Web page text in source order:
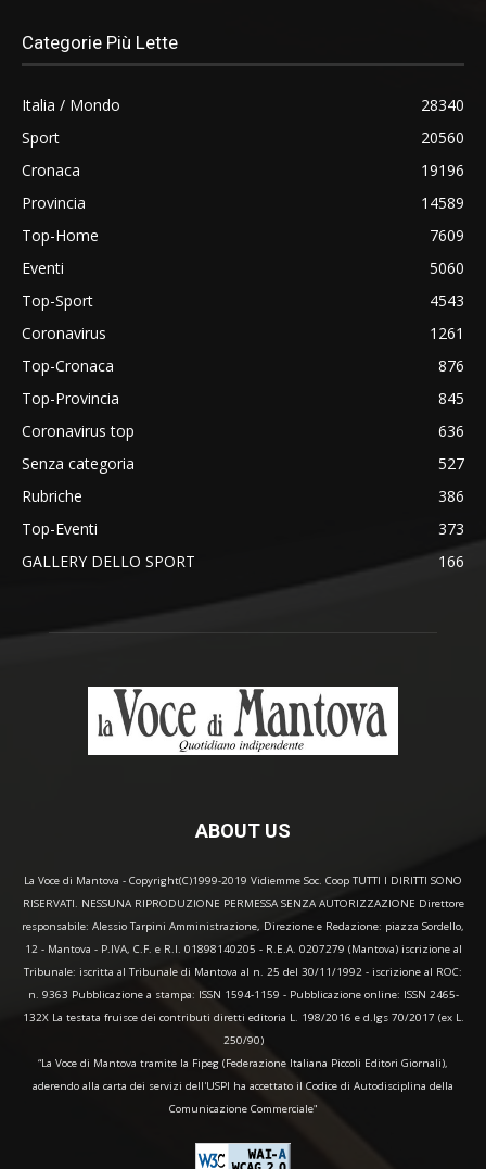
Categorie Più Lette
Italia / Mondo
28340
Sport
20560
Cronaca
19196
Provincia
14589
Top-Home
7609
Eventi
5060
Top-Sport
4543
Coronavirus
1261
Top-Cronaca
876
Top-Provincia
845
Coronavirus top
636
Senza categoria
527
Rubriche
386
Top-Eventi
373
GALLERY DELLO SPORT
166
ABOUT US
La Voce di Mantova - Copyright(C)1999-2019 Vidiemme Soc. Coop TUTTI I DIRITTI SONO
RISERVATI. NESSUNA RIPRODUZIONE PERMESSA SENZA AUTORIZZAZIONE Direttore
responsabile: Alessio Tarpini Amministrazione, Direzione e Redazione: piazza Sordello,
12 - Mantova - P.IVA, C.F. e R.I. 01898140205 - R.E.A. 0207279 (Mantova) iscrizione al
Tribunale: iscritta al Tribunale di Mantova al n. 25 del 30/11/1992 - iscrizione al ROC:
n. 9363 Pubblicazione a stampa: ISSN 1594-1159 - Pubblicazione online: ISSN 2465-
132X La testata fruisce dei contributi diretti editoria L. 198/2016 e d.lgs 70/2017 (ex L.
250/90)
“La Voce di Mantova tramite la Fipeg (Federazione Italiana Piccoli Editori Giornali),
aderendo alla carta dei servizi dell'USPI ha accettato il Codice di Autodisciplina della
Comunicazione Commerciale"